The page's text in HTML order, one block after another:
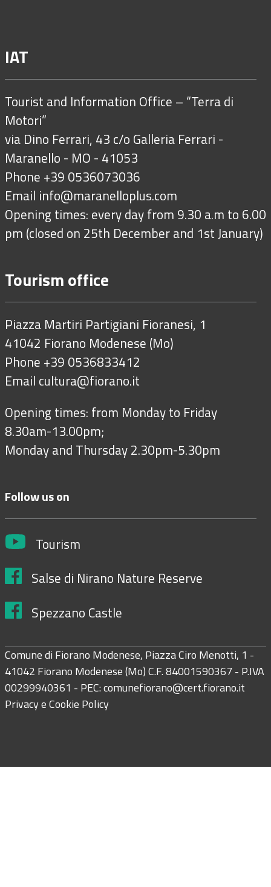
IAT
Tourist and Information Office – “Terra di
Motori”
via Dino Ferrari, 43 c/o Galleria Ferrari -
Maranello - MO - 41053
Phone +39 0536073036
Email info@maranelloplus.com
Opening times: every day from 9.30 a.m to 6.00
pm (closed on 25th December and 1st January)
Tourism office
Piazza Martiri Partigiani Fioranesi, 1
41042 Fiorano Modenese (Mo)
Phone +39 0536833412
Email cultura@fiorano.it
Opening times: from Monday to Friday
8.30am-13.00pm;
Monday and Thursday 2.30pm-5.30pm
Follow us on
Tourism
Salse di Nirano Nature Reserve
Spezzano Castle
Comune di Fiorano Modenese, Piazza Ciro Menotti, 1 -
41042 Fiorano Modenese (Mo) C.F. 84001590367 - P.IVA
00299940361 - PEC:comunefiorano@cert.fiorano.it
Privacy e Cookie Policy